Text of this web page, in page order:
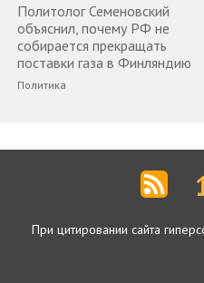
Политолог Семеновский
объяснил, почему РФ не
собирается прекращать
поставки газа в Финляндию
Политика
При цитировании сайта